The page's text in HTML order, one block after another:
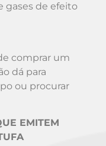
gases de efeito
comprar um
dá para
ou procurar
EMITEM